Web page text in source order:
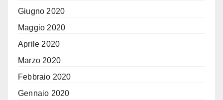
Giugno 2020
Maggio 2020
Aprile 2020
Marzo 2020
Febbraio 2020
Gennaio 2020